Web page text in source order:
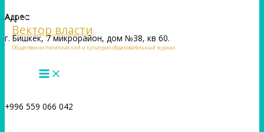
Вектор власти
Общественно-политический и культурно-образовательный журнал
Адрес:
г. Бишкек, 7 микрорайон, дом №38, кв 60.
+996 559 066 042